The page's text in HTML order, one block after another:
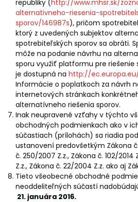
republiky (http://www.mhsr.sk/
alternativneho-riesenia-
sporov/146987s), pričom
ktorý z uvedených subjektov
spotrebiteľských sporov sa obráti.
môže na podanie návrhu na
sporu využiť platformu pre riešenie
je dostupná na http://
Informácie o poplatkoch za návrh
internetových stránkach
alternatívneho riešenia sporov.
Inak neupravené vzťahy v týchto
obchodných podmienkach ako v
súčastiach (prílohách) sa riadia
ustanovení predovšetkým Zákona
č. 250/2007 Z.z., Zákona č. 102/2014
Z.z., Zákona č. 22/2004 Z.z. ako aj
Tieto všeobecné obchodné
neoddeliteľných súčastí
21. januára 2016.